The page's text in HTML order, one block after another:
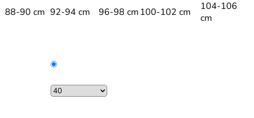
88-90 cm 92-94 cm 96-98 cm 100-102 cm
104-106
cm